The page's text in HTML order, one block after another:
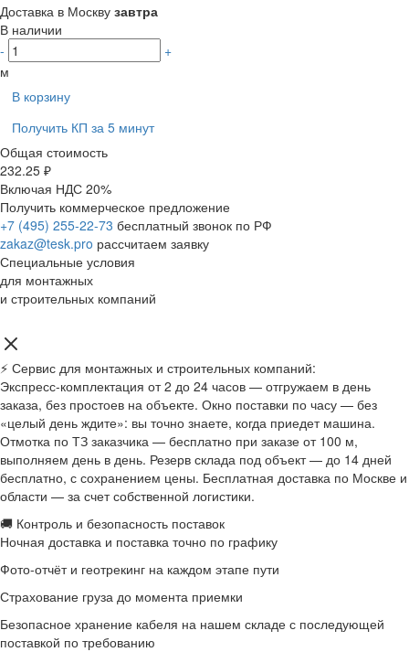
Доставка в Москву завтра
В наличии
-
+
м
В корзину
Получить КП за 5 минут
Общая стоимость
232.25 ₽
Включая НДС 20%
Получить коммерческое предложение
+7 (495) 255-22-73 бесплатный звонок по РФ
zakaz@tesk.pro рассчитаем заявку
Специальные условия
для монтажных
и строительных компаний
⚡ Сервис для монтажных и строительных компаний:
Экспресс-комплектация от 2 до 24 часов — отгружаем в день
заказа, без простоев на объекте. Окно поставки по часу — без
«целый день ждите»: вы точно знаете, когда приедет машина.
Отмотка по ТЗ заказчика — бесплатно при заказе от 100 м,
выполняем день в день. Резерв склада под объект — до 14 дней
бесплатно, с сохранением цены. Бесплатная доставка по Москве и
области — за счет собственной логистики.
🚚 Контроль и безопасность поставок
Ночная доставка и поставка точно по графику
Фото-отчёт и геотрекинг на каждом этапе пути
Страхование груза до момента приемки
Безопасное хранение кабеля на нашем складе с последующей
поставкой по требованию